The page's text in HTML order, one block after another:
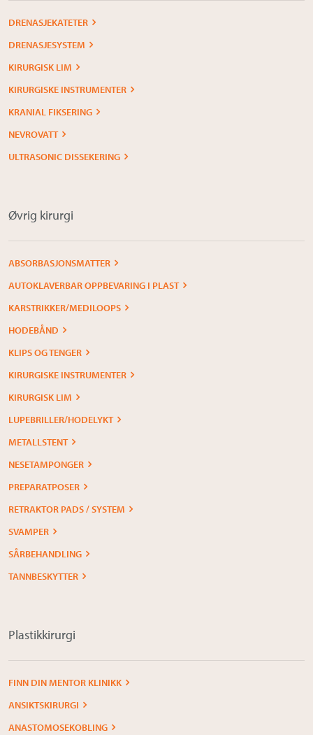
DRENASJEKATETER
DRENASJESYSTEM
KIRURGISK LIM
KIRURGISKE INSTRUMENTER
KRANIAL FIKSERING
NEVROVATT
ULTRASONIC DISSEKERING
Øvrig kirurgi
ABSORBASJONSMATTER
AUTOKLAVERBAR OPPBEVARING I PLAST
KARSTRIKKER/MEDILOOPS
HODEBÅND
KLIPS OG TENGER
KIRURGISKE INSTRUMENTER
KIRURGISK LIM
LUPEBRILLER/HODELYKT
METALLSTENT
NESETAMPONGER
PREPARATPOSER
RETRAKTOR PADS / SYSTEM
SVAMPER
SÅRBEHANDLING
TANNBESKYTTER
Plastikkirurgi
FINN DIN MENTOR KLINIKK
ANSIKTSKIRURGI
ANASTOMOSEKOBLING